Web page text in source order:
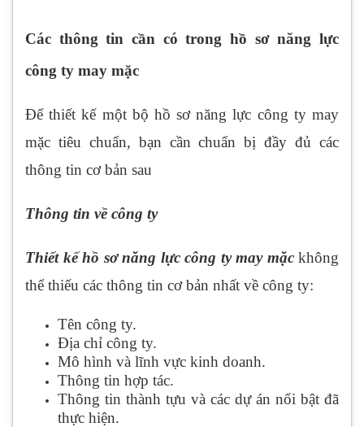
Các thông tin cần có trong hồ sơ năng lực
công ty may mặc
Để thiết kế một bộ hồ sơ năng lực công ty may
mặc tiêu chuẩn, bạn cần chuẩn bị đầy đủ các
thông tin cơ bản sau
Thông tin về công ty
Thiết kế hồ sơ năng lực công ty may mặckhông
thể thiếu các thông tin cơ bản nhất về công ty:
Tên công ty.
Địa chỉ công ty.
Mô hình và lĩnh vực kinh doanh.
Thông tin hợp tác.
Thông tin thành tựu và các dự án nổi bật đã
thực hiện.